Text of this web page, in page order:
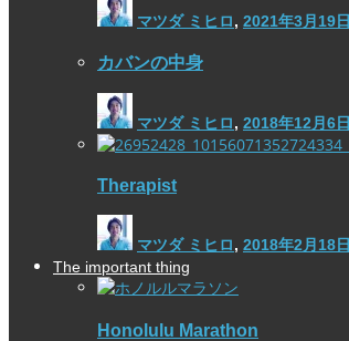
マツダ ミヒロ, 2021年3月19日
カバンの中身
マツダ ミヒロ, 2018年12月6日
Therapist
マツダ ミヒロ, 2018年2月18日
The important thing
Honolulu Marathon